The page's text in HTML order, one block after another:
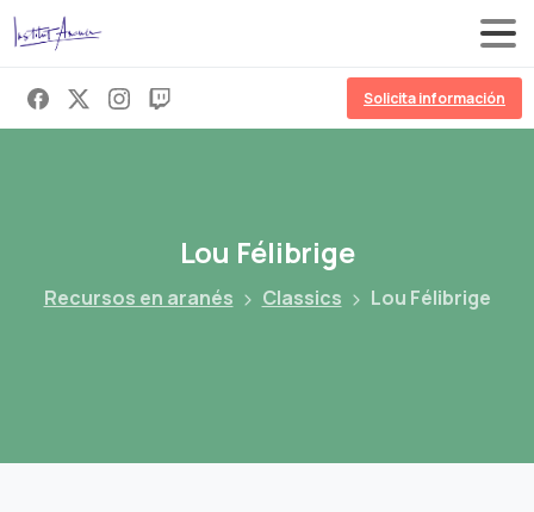
Solicita información
Lou Félibrige
Recursos en aranés Classics Lou Félibrige